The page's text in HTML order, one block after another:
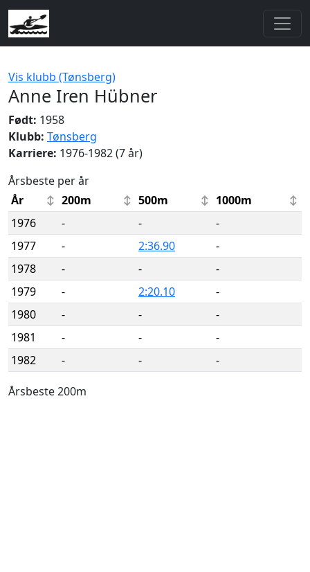
Vis klubb (Tønsberg)
Anne Iren Hübner
Født: 1958
Klubb: Tønsberg
Karriere: 1976-1982 (7 år)
Årsbeste per år
År
200m 500m
1000m
1976
- -
-
1977
- 2:36.90
-
1978
- -
-
1979
- 2:20.10
-
1980
- -
-
1981
- -
-
1982
- - -
Årsbeste 200m